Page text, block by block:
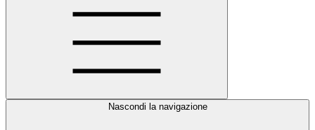
Nascondi la navigazione